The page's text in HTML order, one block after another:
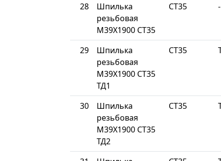
28
Шпилька
резьбовая
М39Х1900 СТ35
СТ35 -
29
Шпилька
резьбовая
М39Х1900 СТ35
ТД1
СТ35
30
Шпилька
резьбовая
М39Х1900 СТ35
ТД2
СТ35